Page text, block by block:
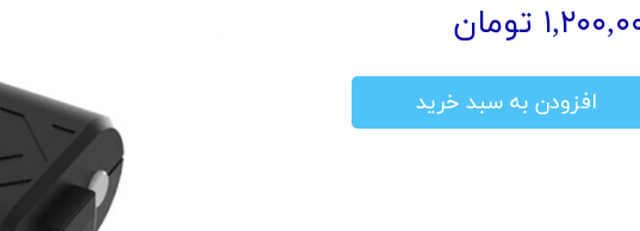
تومان
افزودن به سبد خرید